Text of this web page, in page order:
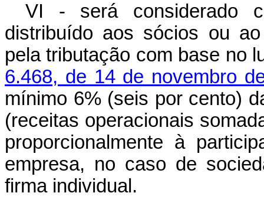
VI - será considerado
distribuído aos sócios ou
pela tributação com base no
6.468, de 14 de novembro
mínimo 6% (seis por cento)
(receitas operacionais
proporcionalmente à
empresa, no caso de
firma individual.